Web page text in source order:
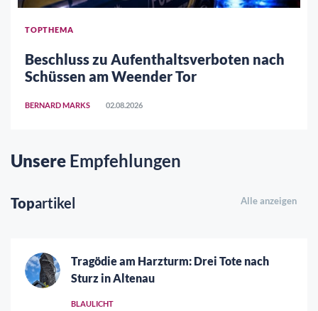
TOPTHEMA
Beschluss zu Aufenthaltsverboten nach
Schüssen am Weender Tor
BERNARD MARKS 02.08.2026
Unsere Empfehlungen
Topartikel Alle anzeigen
Tragödie am Harzturm: Drei Tote nach
Sturz in Altenau
BLAULICHT